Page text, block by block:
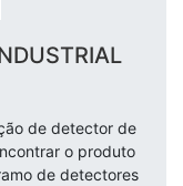
de detector de
o produto
de detectores